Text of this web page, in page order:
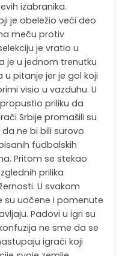
izabranika.
je obeležio veći deo
meču protiv
je vratio u
je u jednom trenutku
pitanje jer je gol koji
visio u vazduhu. U
priliku da
Srbije promašili su
ne bi bili surovo
fudbalskih
Pritom se stekao
prilika
U svakom
su uočene i pomenute
Padovi u igri su
ne sme da se
igrači koji